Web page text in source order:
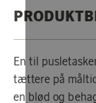
En til
tættere på
en blød og